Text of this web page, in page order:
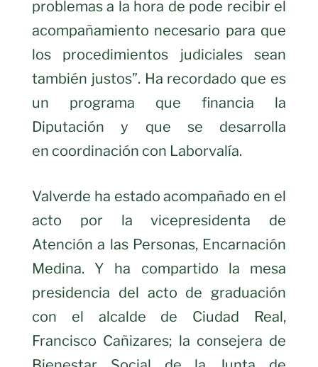
problemas a la hora de pode recibir el
acompañamiento necesario para que
los procedimientos judiciales sean
también justos”. Ha recordado que es
un programa que financia la
Diputación y que se desarrolla
en coordinación con Laborvalía.
Valverde ha estado acompañado en el
acto por la vicepresidenta de
Atención a las Personas, Encarnación
Medina. Y ha compartido la mesa
presidencia del acto de graduación
con el alcalde de Ciudad Real,
Francisco Cañizares; la consejera de